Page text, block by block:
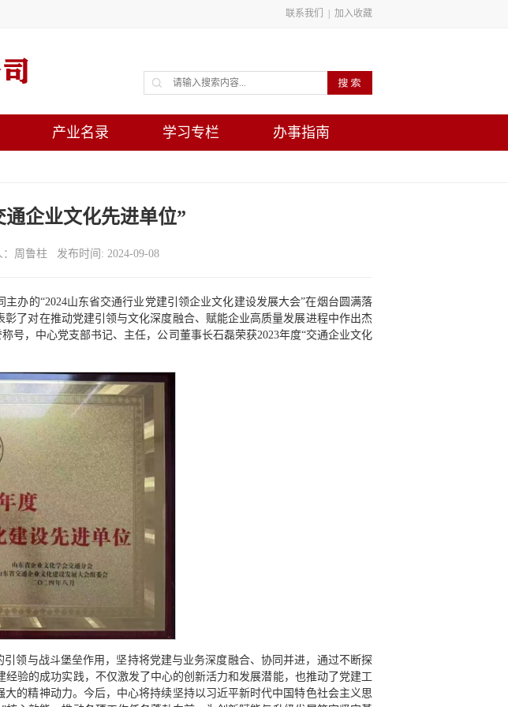
联系我们 加入收藏
产业名录 学习专栏 办事指南
企业文化先进单位”
鲁柱 发布时间: 2024-09-08
办的“2024山东省交通行业党建引领企业文化建设发展大会”在烟台圆满落
了对在推动党建引领与文化深度融合、赋能企业高质量发展进程中作出杰
号，中心党支部书记、主任，公司董事长石磊荣获2023年度“交通企业文化
领与战斗堡垒作用，坚持将党建与业务深度融合、协同并进，通过不断探
验的成功实践，不仅激发了中心的创新活力和发展潜能，也推动了党建工
的精神动力。今后，中心将持续坚持以习近平新时代中国特色社会主义思